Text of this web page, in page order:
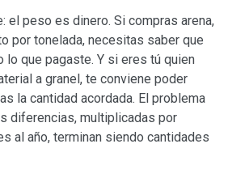
el peso es dinero. Si compras arena,
por tonelada, necesitas saber que
que pagaste. Y si eres tú quien
a granel, te conviene poder
la cantidad acordada. El problema
diferencias, multiplicadas por
al año, terminan siendo cantidades